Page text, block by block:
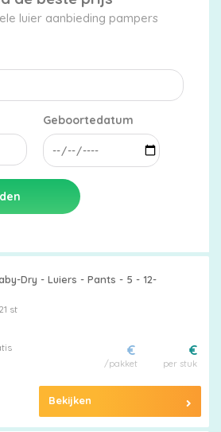
luier aanbieding pampers
Geboortedatum
Dry - Luiers - Pants - 5 - 12-
st
€
per stuk
€
/pakket
Bekijken